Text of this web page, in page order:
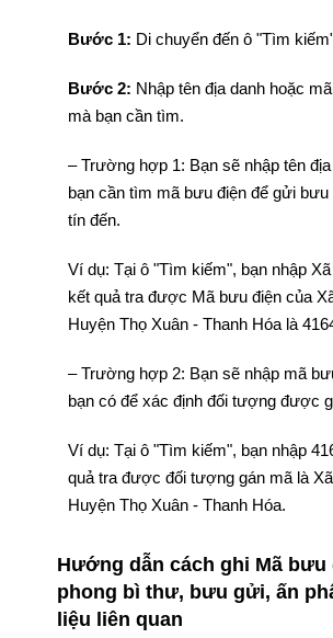
Bước 1: Di chuyển đến ô "Tìm
Bước 2: Nhập tên địa danh hoặc
mà bạn cần tìm.
– Trường hợp 1: Bạn sẽ nhập tên
bạn cần tìm mã bưu điện để gửi
tín đến.
Ví dụ: Tại ô "Tìm kiếm", bạn nhập
kết quả tra được Mã bưu điện của
Huyện Thọ Xuân - Thanh Hóa là
– Trường hợp 2: Bạn sẽ nhập mã
bạn có để xác định đối tượng được
Ví dụ: Tại ô "Tìm kiếm", bạn nhập
quả tra được đối tượng gán mã là
Huyện Thọ Xuân - Thanh Hóa.
Hướng dẫn cách ghi Mã bưu
phong bì thư, bưu gửi, ấn
liệu liên quan